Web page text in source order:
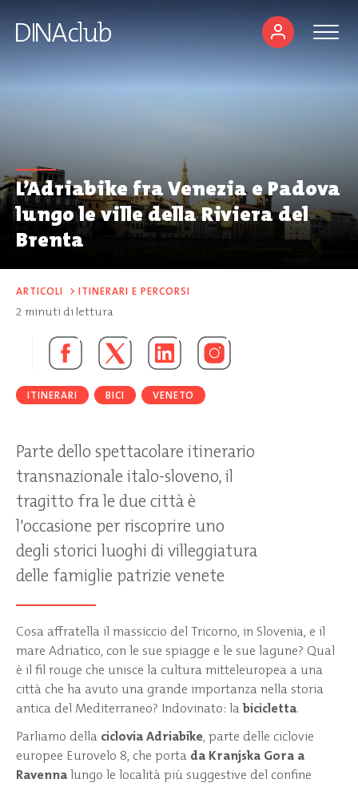
L’Adriabike fra Venezia e Padova
lungo le ville della Riviera del
Brenta
ARTICOLI > ITINERARI E PERCORSI
2 minuti di lettura
ITINERARI BICI VENETO
Parte dello spettacolare itinerario
transnazionale italo-sloveno, il
tragitto fra le due città è
l'occasione per riscoprire uno
degli storici luoghi di villeggiatura
delle famiglie patrizie venete
Cosa affratella il massiccio del Tricorno, in Slovenia, e il
mare Adriatico, con le sue spiagge e le sue lagune? Qual
è il fil rouge che unisce la cultura mitteleuropea a una
città che ha avuto una grande importanza nella storia
antica del Mediterraneo? Indovinato: labicicletta.
Parliamo della ciclovia Adriabike, parte delle ciclovie
europee Eurovelo 8, che porta da Kranjska Gora a
Ravennalungo le località più suggestive del confine